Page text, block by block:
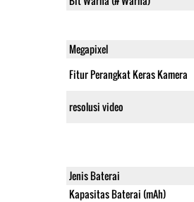
Megapixel
Fitur Perangkat Keras Kamera
resolusi video
Jenis Baterai
Kapasitas Baterai (mAh)